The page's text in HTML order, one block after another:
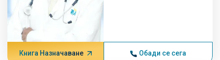
Книга Назначаване Обади се сега